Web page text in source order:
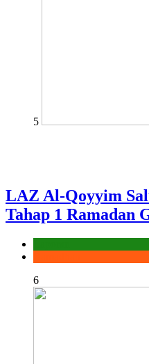
5
LAZ Al-Qoyyim
Tahap 1 Ramadan
6